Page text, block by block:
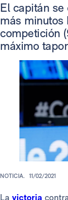
El capitán
más minutos
competición
máximo
NOTICIA. 11/02/2021
La victoria